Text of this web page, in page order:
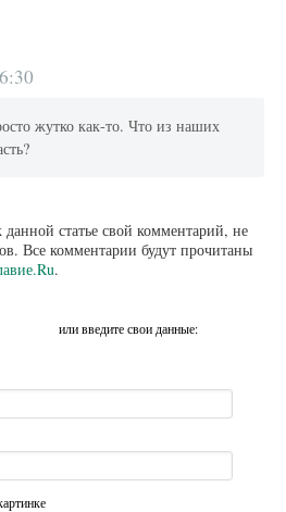
жутко как-то. Что из наших
статье свой комментарий, не
Все комментарии будут прочитаны
.
или введите свои данные: